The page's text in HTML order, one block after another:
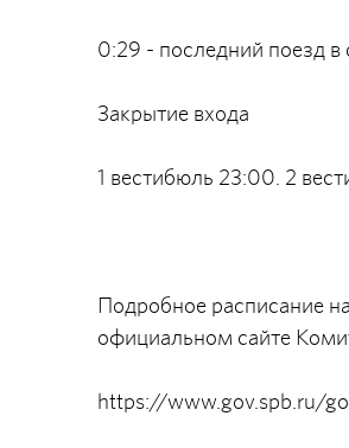
0:29 - последний поезд в
Закрытие входа
1 вестибюль 23:00. 2
Подробное расписание
официальном сайте
https://www.gov.spb.ru/